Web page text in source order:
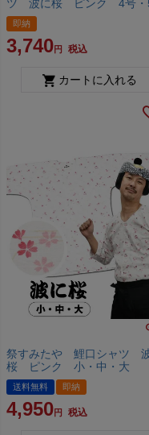
ツ 波に桜 ピンク 4号・
即納
3,740 税込
カートに入れる
祭すみたや 鯉口シャツ
桜 ピンク 小・中・大
送料無料 即納
4,950 税込